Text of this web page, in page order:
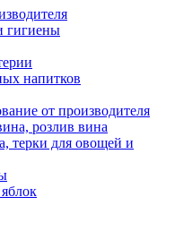
гигиены
напитков
от производителя
розлив вина
терки для овощей и